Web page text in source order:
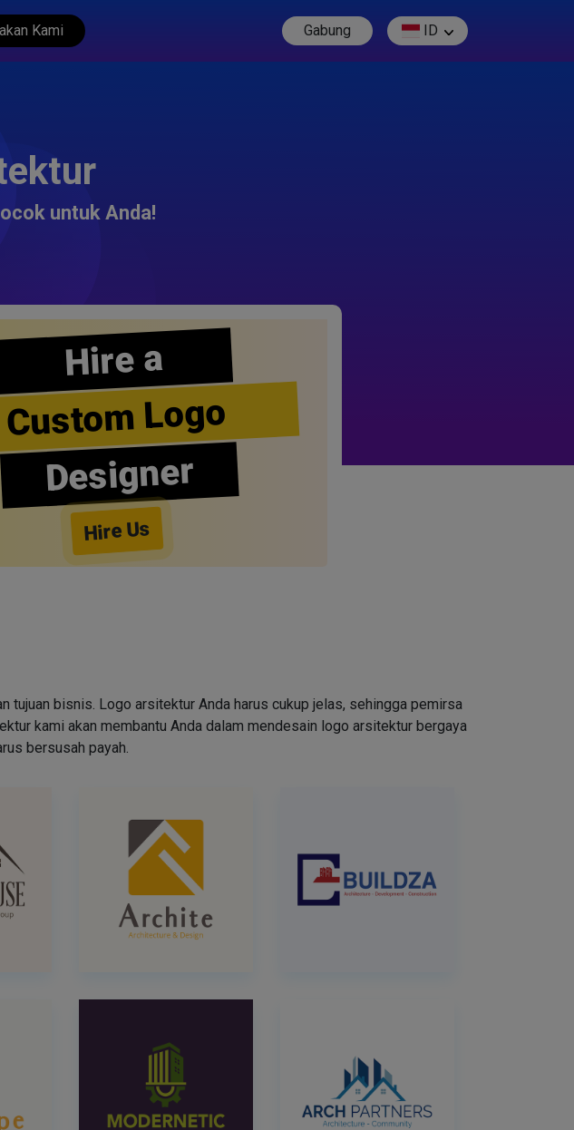
Kami Gabung ID
untuk Anda!
Hire a
Custom Logo
Designer
Hire Us
bisnis. Logo arsitektur Anda harus cukup jelas, sehingga pemirsa
kami akan membantu Anda dalam mendesain logo arsitektur bergaya
bersusah payah.